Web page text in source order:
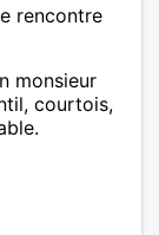
rencontre
monsieur
courtois,